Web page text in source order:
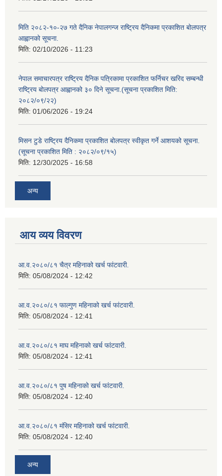
मिति २०८२-१०-२७ गते दैनिक नेपालगन्ज राष्ट्रिय दैनिकमा प्रकाशित बोलपत्र
आह्वानको सूचना.
मिति: 02/10/2026 - 11:23
नेपाल समाचारपत्र राष्ट्रिय दैनिक पत्रिकामा प्रकाशित फर्निचर खरिद सम्बन्धी
राष्ट्रिय बोलपत्र आह्वानको ३० दिने सूचना.(सूचना प्रकाशित मिति:
२०८२/०९/२२)
मिति: 01/06/2026 - 19:24
मिसन टुडे राष्ट्रिय दैनिकमा प्रकाशित बोलपत्र स्वीकृत गर्ने आशयको सूचना.
(सूचना प्रकाशित मिति : २०८२/०९/१५)
मिति: 12/30/2025 - 16:58
अन्य
आय व्यय विवरण
आ.व.२०८०/८१ चैत्र महिनाको खर्च फांटवारी.
मिति: 05/08/2024 - 12:42
आ.व.२०८०/८१ फाल्गुण महिनाको खर्च फांटवारी.
मिति: 05/08/2024 - 12:41
आ.व.२०८०/८१ माघ महिनाको खर्च फांटवारी.
मिति: 05/08/2024 - 12:41
आ.व.२०८०/८१ पुष महिनाको खर्च फांटवारी.
मिति: 05/08/2024 - 12:40
आ.व.२०८०/८१ मंसिर महिनाको खर्च फांटवारी.
मिति: 05/08/2024 - 12:40
अन्य